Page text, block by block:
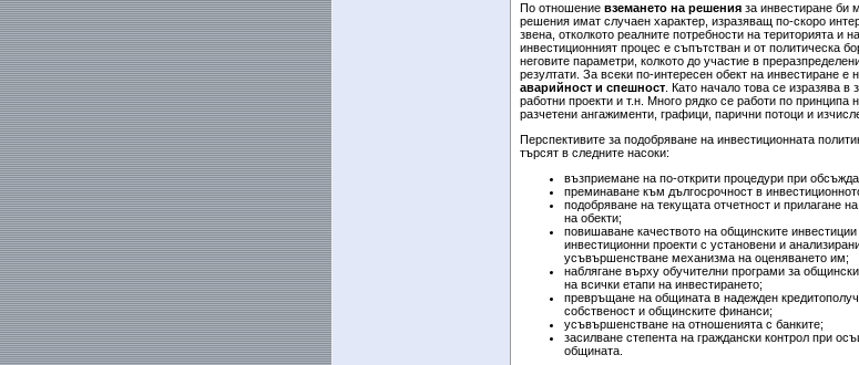
По отношение вземането на решения за инвестиране би
решения имат случаен характер, изразяващ по-скоро
звена, отколкото реалните потребности на територията и
инвестиционният процес е съпътстван и от политическа
неговите параметри, колкото до участие в
резултати. За всеки по-интересен обект на инвестиране е
аварийност и спешност. Като начало това се изразява в
работни проекти и т.н. Много рядко се работи по принципа
разчетени ангажименти, графици, парични потоци и
Перспективите за подобряване на инвестиционната
търсят в следните насоки:
възприемане на по-открити процедури при
преминаване към дългосрочност в
подобряване на текущата отчетност и прилагане
на обекти;
повишаване качеството на общинските инвестиции
инвестиционни проекти с установени и
усъвършенстване механизма на оценяването им;
наблягане върху обучителни програми за
на всички етапи на инвестирането;
превръщане на общината в надежден
собственост и общинските финанси;
усъвършенстване на отношенията с банките;
засилване степента на граждански контрол при
общината.